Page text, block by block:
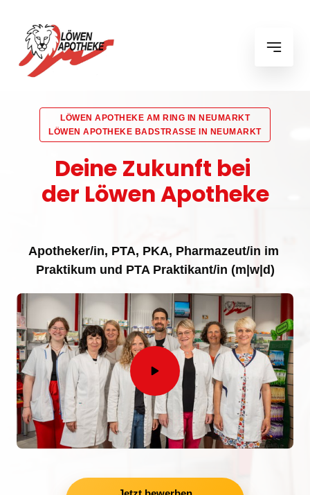
LÖWEN APOTHEKE AM RING IN NEUMARKT
LÖWENAPOTHEKE BADSTRASSE IN NEUMARKT
Deine Zukunft bei
der Löwen Apotheke
Apotheker/in, PTA, PKA, Pharmazeut/in
Praktikum und PTA Praktikant/in (m|w|d)